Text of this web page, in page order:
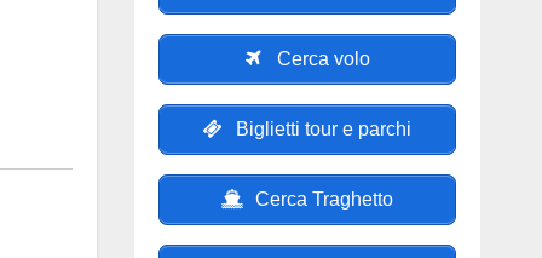
Cerca volo
Biglietti tour e parchi
Cerca Traghetto